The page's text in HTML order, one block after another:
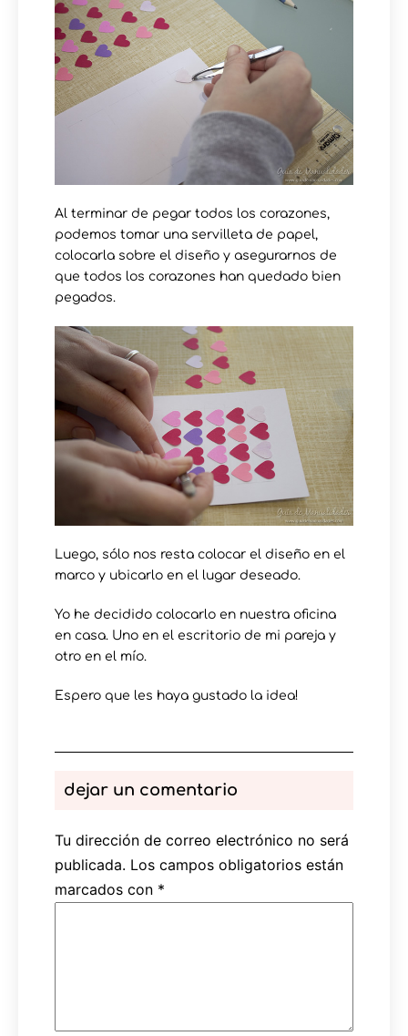
Al terminar de pegar todos los corazones,
podemos tomar una servilleta de papel,
colocarla sobre el diseño y asegurarnos de
que todos los corazones han quedado bien
pegados.
Luego, sólo nos resta colocar el diseño en el
marco y ubicarlo en el lugar deseado.
Yo he decidido colocarlo en nuestra oficina
en casa. Uno en el escritorio de mi pareja y
otro en el mío.
Espero que les haya gustado la idea!
dejar un comentario
Tu dirección de correo electrónico no será
publicada. Los campos obligatorios están
marcados con *